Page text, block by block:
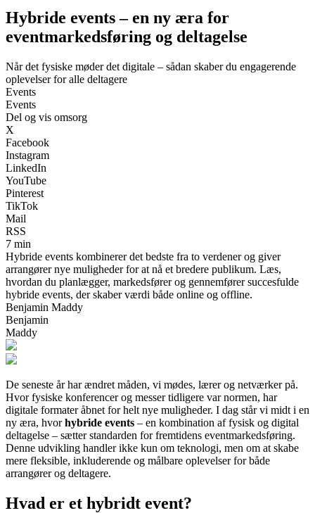
Hybride events – en ny æra for
eventmarkedsføring og deltagelse
Når det fysiske møder det digitale – sådan skaber du engagerende
oplevelser for alle deltagere
Events
Events
Del og vis omsorg
X
Facebook
Instagram
LinkedIn
YouTube
Pinterest
TikTok
Mail
RSS
7 min
Hybride events kombinerer det bedste fra to verdener og giver
arrangører nye muligheder for at nå et bredere publikum. Læs,
hvordan du planlægger, markedsfører og gennemfører succesfulde
hybride events, der skaber værdi både online og offline.
Benjamin Maddy
Benjamin
Maddy
De seneste år har ændret måden, vi mødes, lærer og netværker på.
Hvor fysiske konferencer og messer tidligere var normen, har
digitale formater åbnet for helt nye muligheder. I dag står vi midt i en
ny æra, hvorhybride events – en kombination af fysisk og digital
deltagelse – sætter standarden for fremtidens eventmarkedsføring.
Denne udvikling handler ikke kun om teknologi, men om at skabe
mere fleksible, inkluderende og målbare oplevelser for både
arrangører og deltagere.
Hvad er et hybridt event?